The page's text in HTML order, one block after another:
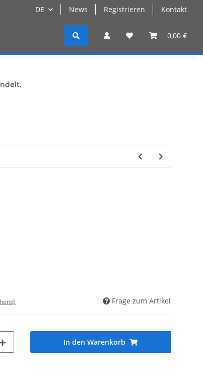
DE News Registrieren Kontakt
0,00 €
Frage zum Artikel
In den Warenkorb